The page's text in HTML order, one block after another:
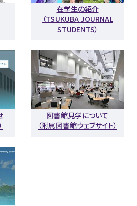
在学生の紹介
（TSUKUBA JOURNAL
STUDENTS）
図書館見学について
（附属図書館ウェブサイト）